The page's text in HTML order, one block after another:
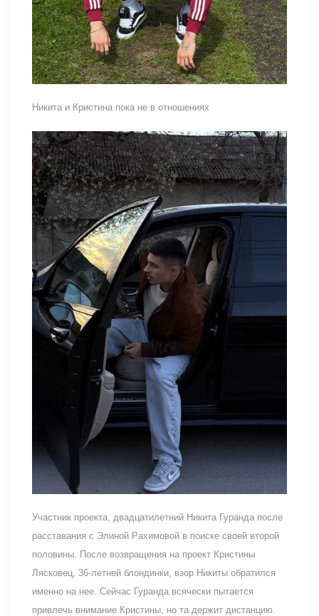
Никита и Кристина пока не в отношениях
Участник проекта, двадцатилетний Никита Гуранда после
расставания с Элиной Рахимовой в поиске своей второй
половины. После возвращения на проект Кристины
Лясковец, 36-летней блондинки, взор Никиты обратился
именно на нее. Сейчас Гуранда всячески пытается
привлечь внимание Кристины, но та держит дистанцию.